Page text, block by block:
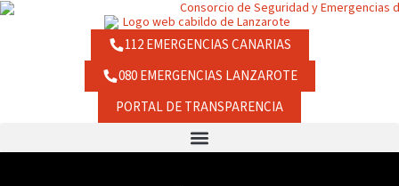
contenido
Ir
al
112 EMERGENCIAS CANARIAS
080 EMERGENCIAS LANZAROTE
PORTAL DE TRANSPARENCIA